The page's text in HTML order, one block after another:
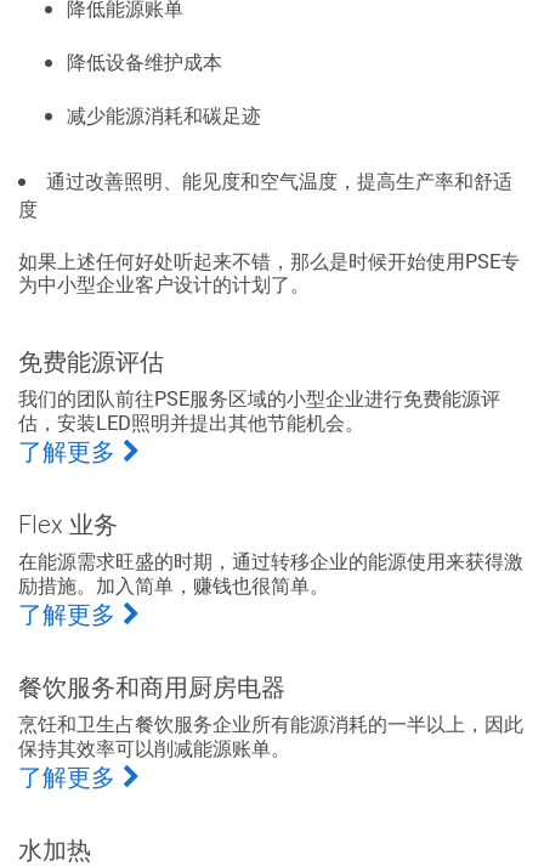
降低能源账单
降低设备维护成本
减少能源消耗和碳足迹
通过改善照明、能见度和空气温度，提高生产率和舒适
度
如果上述任何好处听起来不错，那么是时候开始使用PSE专
为中小型企业客户设计的计划了。
免费能源评估
我们的团队前往PSE服务区域的小型企业进行免费能源评
估，安装LED照明并提出其他节能机会。
了解更多
Flex 业务
在能源需求旺盛的时期，通过转移企业的能源使用来获得激
励措施。加入简单，赚钱也很简单。
了解更多
餐饮服务和商用厨房电器
烹饪和卫生占餐饮服务企业所有能源消耗的一半以上，因此
保持其效率可以削减能源账单。
了解更多
水加热